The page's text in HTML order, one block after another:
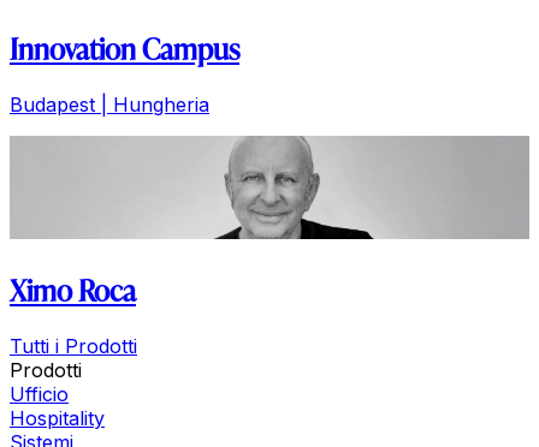
Innovation Campus
Budapest | Hungheria
Ximo Roca
Tutti i Prodotti
Prodotti
Ufficio
Hospitality